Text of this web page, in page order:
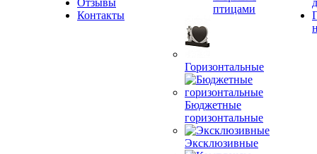
Отзывы
Контакты
птицами
Горизонтальные
Бюджетные
горизонтальные
Эксклюзивные